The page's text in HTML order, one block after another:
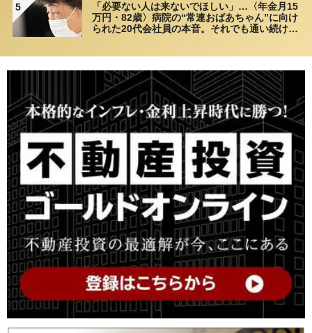
5
「必要ない人は来ないでほしい」…〈年金月15
万円・82歳〉病院の“常連おばあちゃん”に向け
られた20代会社員の本音。それでも通い続ける